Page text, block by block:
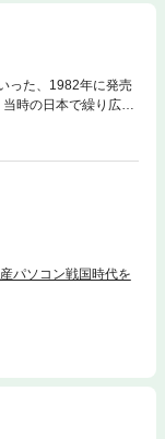
った、1982年に発売
時の日本で繰り広げ
。そのパソコンは、
し、そして…どうし
旋風で消えて
時のユーザーである
●『うっでぃぽこ』
』『プチコン』
ラブ発起人で、ゲー
編集長の岩井浩之氏
パソコン戦国時代を